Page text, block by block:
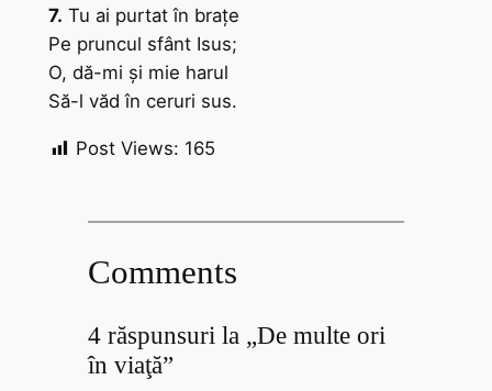
7. Tu ai purtat în braţe
Pe pruncul sfânt Isus;
O, dă-mi şi mie harul
Să-l văd în ceruri sus.
Post Views: 165
Comments
4 răspunsuri la „De multe ori
în viaţă”